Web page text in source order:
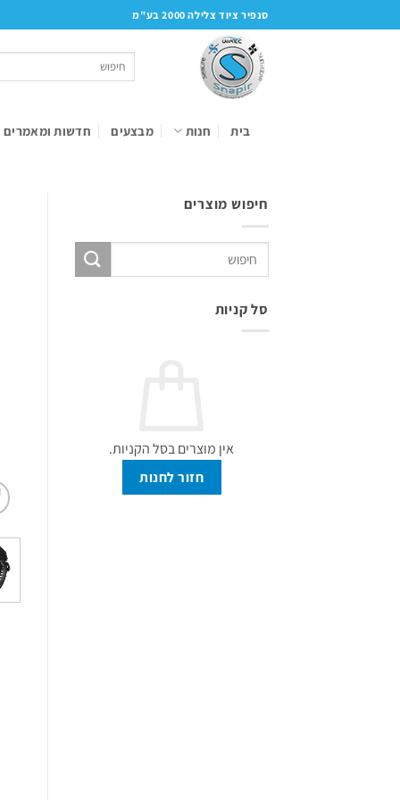
to
סנפיר ציוד צלילה 2000 בע"מ
בית חנות מבצעים חדשות ומאמרים
חיפוש מוצרים
עבור:
סל קניות
אין מוצרים בסל הקניות.
חזור לחנות